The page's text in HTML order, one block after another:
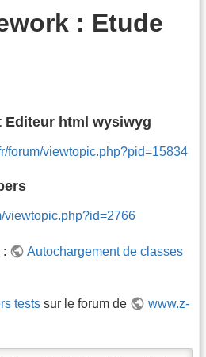
: Etude
Editeur html wysiwyg
forum/viewtopic.php?pid=15834
viewtopic.php?id=2766
:
Autochargement de classes
tests sur le forum de
www.z-